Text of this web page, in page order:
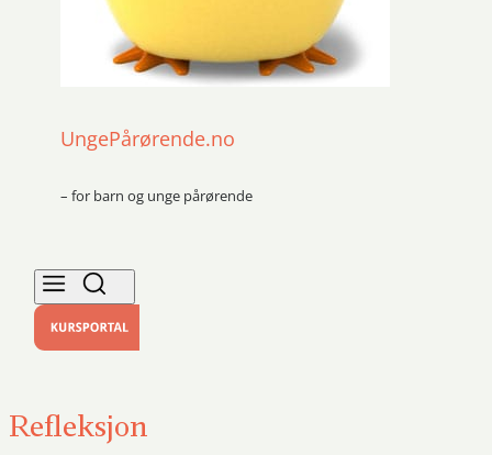
UngePårørende.no
– for barn og unge pårørende
Refleksjon